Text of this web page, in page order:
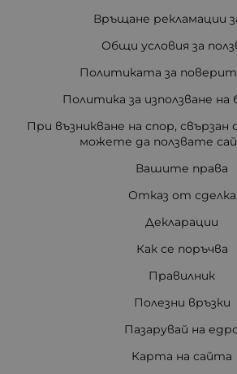
Връщане рекламации
Общи условия за
Политиката за
Политика за използване на
При възникване на спор, свързан
можете да ползвате
Вашите права
Отказ от сделка
Декларации
Как се поръчва
Правилник
Полезни връзки
Пазарувай на
Карта на сайта